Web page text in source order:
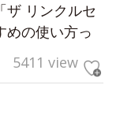
ザ リンクルセ
めの使い方っ
5411 view